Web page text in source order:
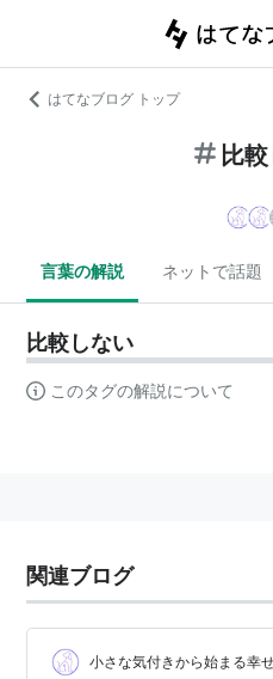
はてなブログ トップ
比
言葉の解説 ネットで話題
比較しない
このタグの解説について
関連ブログ
小さな気付きから始まる幸